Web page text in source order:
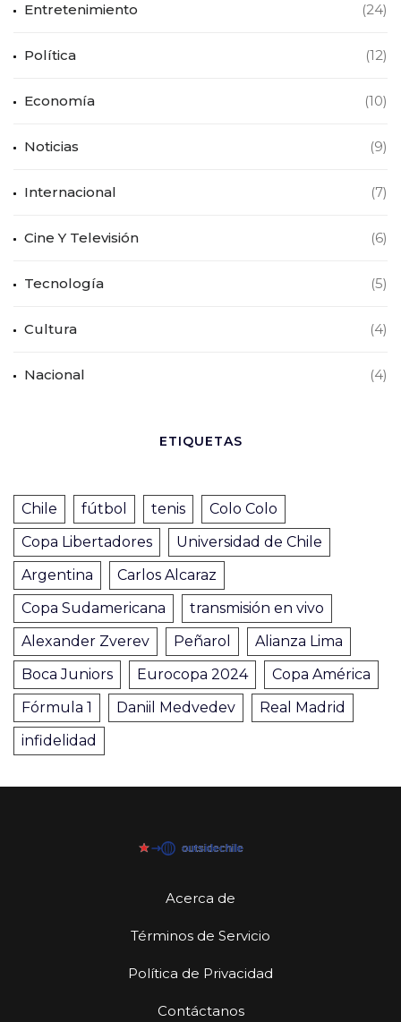
Entretenimiento (24)
Política (12)
Economía (10)
Noticias (9)
Internacional (7)
Cine Y Televisión (6)
Tecnología (5)
Cultura (4)
Nacional (4)
ETIQUETAS
Chile fútbol tenis
Colo Colo
Copa Libertadores
Universidad de Chile
Argentina
Carlos Alcaraz
Copa Sudamericana
transmisión en vivo
Alexander Zverev
Peñarol
Alianza Lima
Boca Juniors
Eurocopa 2024
Copa América
Fórmula 1
Daniil Medvedev
Real Madrid
infidelidad
Acerca de
Términos de Servicio
Política de Privacidad
Contáctanos